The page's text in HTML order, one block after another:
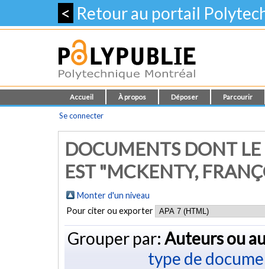
< Retour au portail
Accueil À propos Déposer Parcourir
Se connecter
DOCUMENTS DONT
EST "MCKENTY,
Monter d'un niveau
Pour citer ou exporter
Grouper par: Auteurs ou
type de